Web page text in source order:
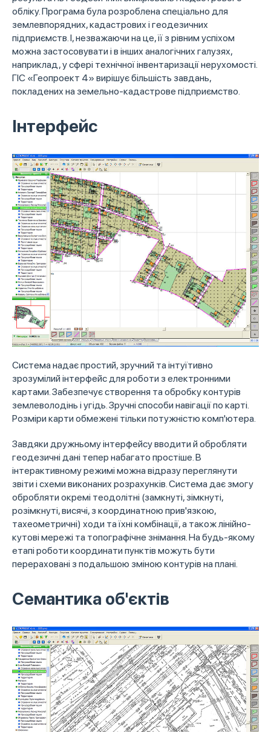
обліку. Програма була розроблена спеціально для
землевпорядних, кадастрових і геодезичних
підприємств. І, незважаючи на це, її з рівним успіхом
можна застосовувати і в інших аналогічних галузях,
наприклад, у сфері технічної інвентаризації нерухомості.
ГІС «Геопроект 4» вирішує більшість завдань,
покладених на земельно-кадастрове підприємство.
Інтерфейс
Система надає простий, зручний та інтуїтивно
зрозумілий інтерфейс для роботи з електронними
картами. Забезпечує створення та обробку контурів
землеволодінь і угідь. Зручні способи навігації по карті.
Розміри карти обмежені тільки потужністю комп'ютера.
Завдяки дружньому інтерфейсу вводити й обробляти
геодезичні дані тепер набагато простіше. В
інтерактивному режимі можна відразу переглянути
звіти і схеми виконаних розрахунків. Система дає змогу
обробляти окремі теодолітні (замкнуті, зімкнуті,
розімкнуті, висячі, з координатною прив'язкою,
тахеометричні) ходи та їхні комбінації, а також лінійно-
кутові мережі та топографічне знімання. На будь-якому
етапі роботи координати пунктів можуть бути
перераховані з подальшою зміною контурів на плані.
Семантика об'єктів